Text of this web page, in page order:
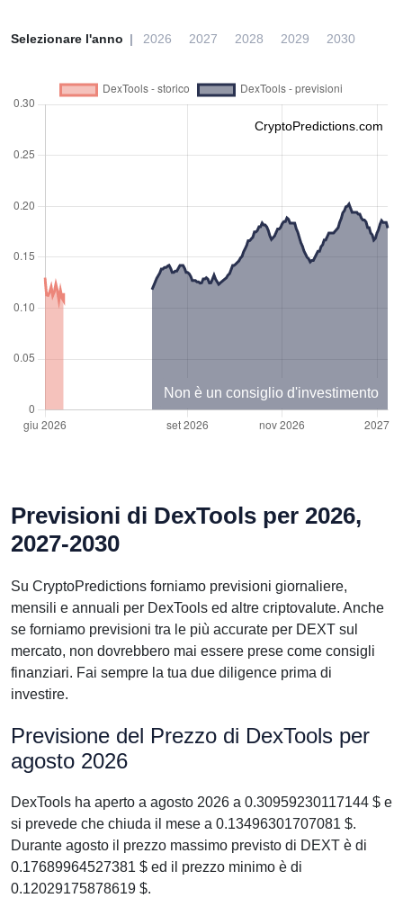
Selezionare l'anno 2026 2027 2028 2029 2030
CryptoPredictions.com
Non è un consiglio d'investimento
Previsioni di DexTools per 2026,
2027-2030
Su CryptoPredictions forniamo previsioni giornaliere,
mensili e annuali per DexTools ed altre criptovalute. Anche
se forniamo previsioni tra le più accurate per DEXT sul
mercato, non dovrebbero mai essere prese come consigli
finanziari. Fai sempre la tua due diligence prima di
investire.
Previsione del Prezzo di DexTools per
agosto 2026
DexTools ha aperto a agosto 2026 a 0.30959230117144 $ e
si prevede che chiuda il mese a 0.13496301707081 $.
Durante agosto il prezzo massimo previsto di DEXT è di
0.17689964527381 $ ed il prezzo minimo è di
0.12029175878619 $.